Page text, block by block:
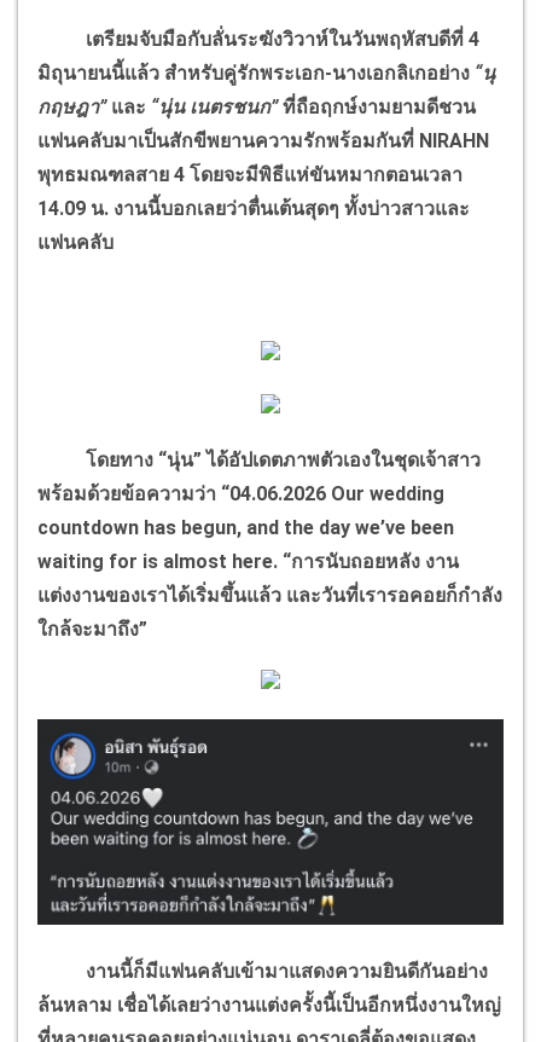
เตรียมจับมือกับลั่นระฆังวิวาห์ในวันพฤหัสบดีที่ 4
มิถุนายนนี้แล้ว สำหรับคู่รักพระเอก-นางเอกลิเกอย่าง “นุ
กฤษฎา”และ “นุ่น เนตรชนก”ที่ถือฤกษ์งามยามดีชวน
แฟนคลับมาเป็นสักขีพยานความรักพร้อมกันที่ NIRAHN
พุทธมณฑลสาย 4 โดยจะมีพิธีแห่ขันหมากตอนเวลา
14.09 น. งานนี้บอกเลยว่าตื่นเต้นสุดๆ ทั้งบ่าวสาวและ
แฟนคลับ
โดยทาง “นุ่น” ได้อัปเดตภาพตัวเองในชุดเจ้าสาว
พร้อมด้วยข้อความว่า “04.06.2026 Our wedding
countdown has begun, and the day we’ve been
waiting for is almost here. “การนับถอยหลัง งาน
แต่งงานของเราได้เริ่มขึ้นแล้ว และวันที่เรารอคอยก็กำลัง
ใกล้จะมาถึง”
งานนี้ก็มีแฟนคลับเข้ามาแสดงความยินดีกันอย่าง
ล้นหลาม เชื่อได้เลยว่างานแต่งครั้งนี้เป็นอีกหนึ่งงานใหญ่